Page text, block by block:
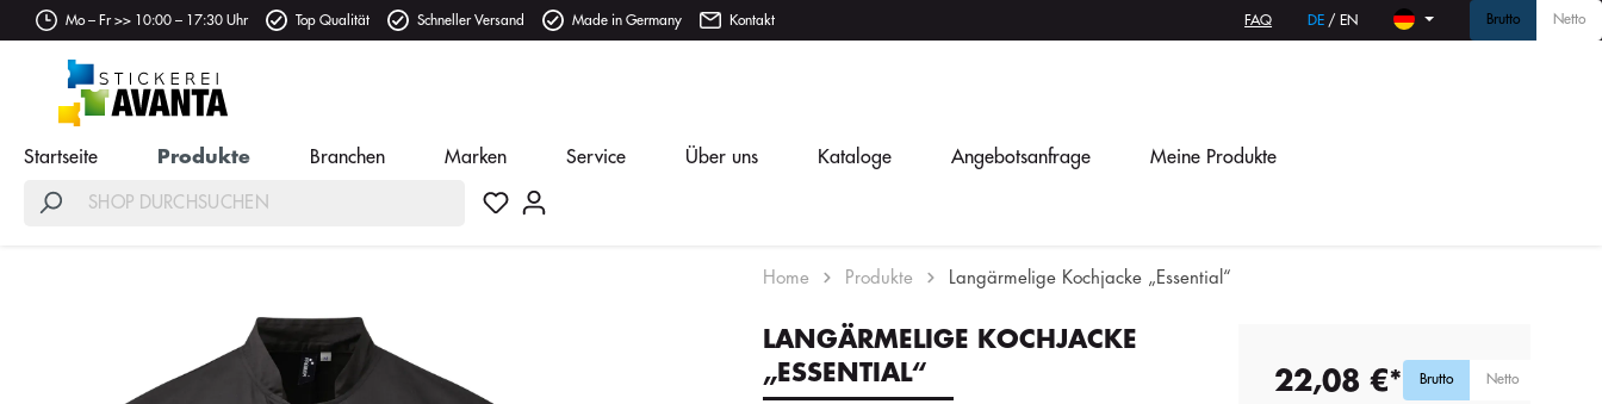
Mo – Fr >> 10:00 – 17:30 Uhr Top Qualität Schneller Versand Made in Germany Kontakt FAQ DE / EN Brutto Netto
Startseite Produkte Branchen Marken Service Über uns Kataloge Angebotsanfrage Meine Produkte
Home Produkte Langärmelige Kochjacke „Essential“
LANGÄRMELIGE KOCHJACKE
„ESSENTIAL“
22,08 €* Brutto Netto